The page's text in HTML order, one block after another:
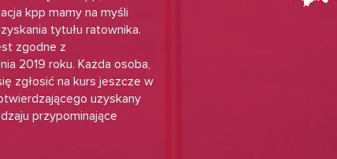
kpp mamy na myśli
tytułu ratownika.
zgodne z
2019 roku. Każda osoba,
zgłosić na kurs jeszcze w
uzyskany
przypominające